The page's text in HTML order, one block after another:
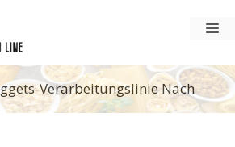
Verarbeitungslinie Nach